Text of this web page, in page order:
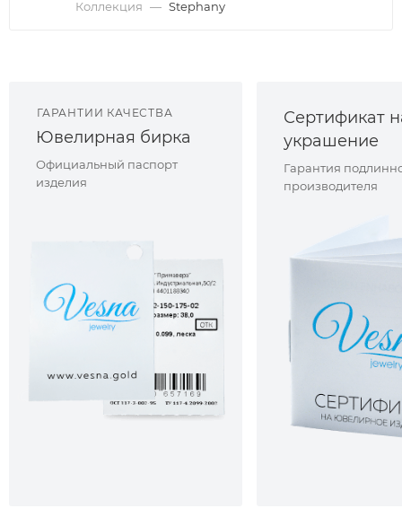
Коллекция — Stephany
ГАРАНТИИ КАЧЕСТВА
Ювелирная бирка
Официальный паспорт
изделия
Сертификат
украшение
Гарантия
производителя